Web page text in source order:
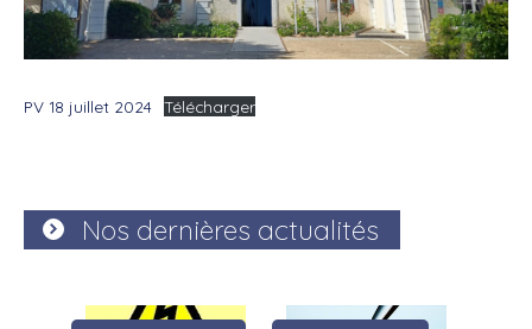
PV 18 juillet 2024 Télécharger
Nos dernières actualités